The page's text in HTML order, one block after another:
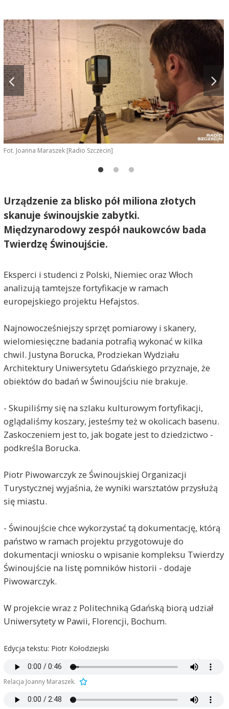
Fot. Joanna Maraszek [Radio Szczecin]
Urządzenie za blisko pół miliona złotych
skanuje świnoujskie zabytki.
Międzynarodowy zespół naukowców bada
Twierdzę Świnoujście.
Eksperci i studenci z Polski, Niemiec oraz Włoch
analizują tamtejsze fortyfikacje w ramach
europejskiego projektu Hefajstos.
Najnowocześniejszy sprzęt pomiarowy i skanery,
wielomiesięczne badania potrafią wykonać w kilka
chwil. Justyna Borucka, Prodziekan Wydziału
Architektury Uniwersytetu Gdańskiego przyznaje, że
obiektów do badań w Świnoujściu nie brakuje.
- Skupiliśmy się na szlaku kulturowym fortyfikacji,
oglądaliśmy koszary, jesteśmy też w okolicach basenu.
Zaskoczeniem jest to, jak bogate jest to dziedzictwo -
podkreśla Borucka.
Piotr Piwowarczyk ze Świnoujskiej Organizacji
Turystycznej wyjaśnia, że wyniki warsztatów przysłużą
się miastu.
- Świnoujście chce wykorzystać tą dokumentację, którą
państwo w ramach projektu przygotowuje do
dokumentacji wniosku o wpisanie kompleksu Twierdzy
Świnoujście na listę pomników historii - dodaje
Piwowarczyk.
W projekcie wraz z Politechniką Gdańską biorą udział
Uniwersytety w Pawii, Florencji, Bochum.
Edycja tekstu: Piotr Kołodziejski
Relacja Joanny Maraszek.